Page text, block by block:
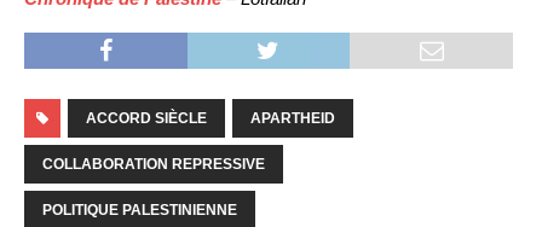
ACCORD SIÈCLE APARTHEID
COLLABORATION REPRESSIVE
POLITIQUE PALESTINIENNE